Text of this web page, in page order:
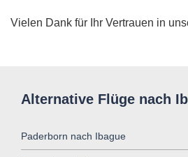
Vielen Dank für Ihr Vertrauen in
Alternative Flüge nach
Paderborn nach Ibague